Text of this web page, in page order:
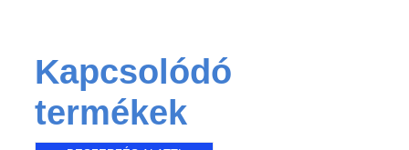
Kapcsolódó
termékek